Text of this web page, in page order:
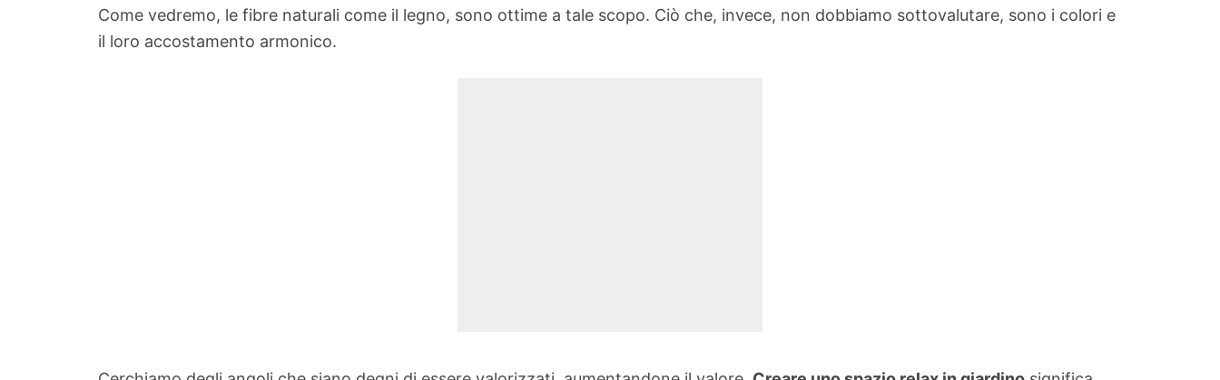
Come vedremo, le fibre naturali come il legno, sono ottime a tale scopo. Ciò che, invece, non dobbiamo sottovalutare, sono i colori e
il loro accostamento armonico.